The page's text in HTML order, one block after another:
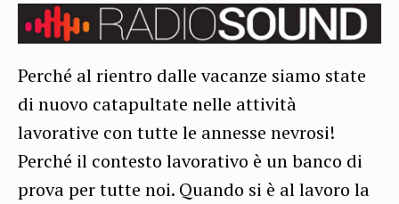
Perché al rientro dalle vacanze siamo state
di nuovo catapultate nelle attività
lavorative con tutte le annesse nevrosi!
Perché il contesto lavorativo è un banco di
prova per tutte noi. Quando si è al lavoro la